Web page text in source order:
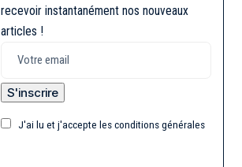
recevoir instantanément nos nouveaux
articles !
J'ai lu et j'accepte les conditions générales